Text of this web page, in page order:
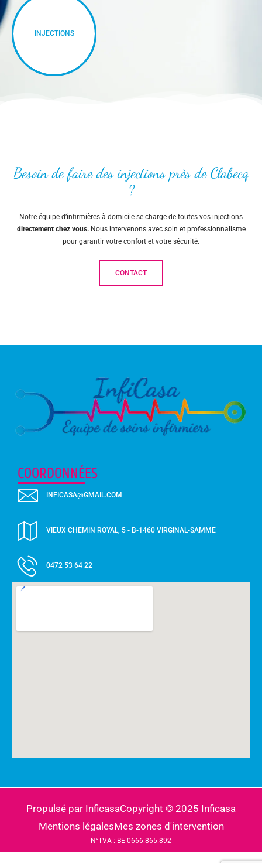
INJECTIONS
Besoin de faire des injections près de Clabecq
?
Notre équipe d’infirmières à domicile se charge de toutes vos injections
directement chez vous.Nous intervenons avec soin et professionnalisme
pour garantir votre confort et votre sécurité.
CONTACT
COORDONNÉES
INFICASA@GMAIL.COM
VIEUX CHEMIN ROYAL, 5 - B-1460 VIRGINAL-SAMME
0472 53 64 22
Propulsé par InficasaCopyright © 2025 Inficasa
Mentions légalesMes zones d'intervention
N°TVA : BE 0666.865.892